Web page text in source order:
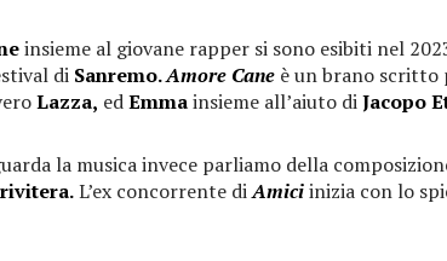
insieme al giovane rapper si sono esibiti nel
di Sanremo.Amore Cane è un brano scritto
Lazza, edEmmainsieme all’aiuto diJacopo
la musica invece parliamo della
L’ex concorrente diAmiciinizia con lo